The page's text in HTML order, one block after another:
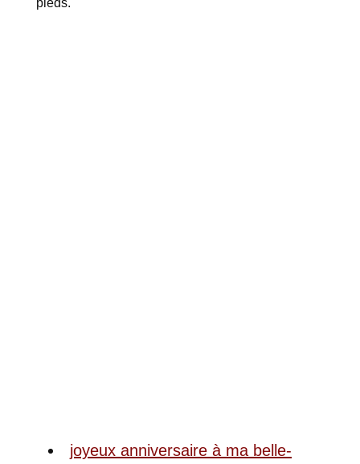
pieds.
joyeux anniversaire à ma belle-